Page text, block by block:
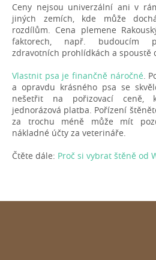
Ceny nejsou univerzální ani v
jiných zemích, kde může
rozdílům. Cena plemene
faktorech, např. budoucím
zdravotních prohlídkách a spoustě
Vlastnit psa je finančně náročné .
a opravdu krásného psa se
nešetřit na pořizovací ceně,
jednorázová platba. Pořízení
za trochu méně může mít
nákladné účty za veterináře.
Čtěte dále: Proč si vybrat štěně od